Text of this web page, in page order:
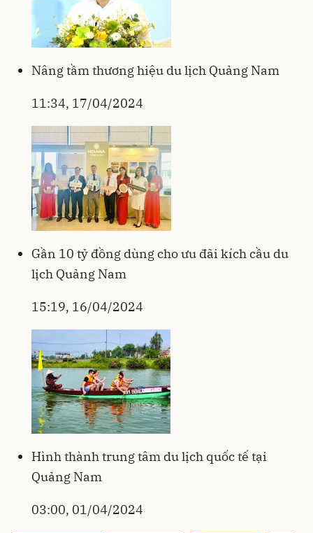
Nâng tầm thương hiệu du lịch Quảng Nam
11:34, 17/04/2024
Gần 10 tỷ đồng dùng cho ưu đãi kích cầu du
lịch Quảng Nam
15:19, 16/04/2024
Hình thành trung tâm du lịch quốc tế tại
Quảng Nam
03:00, 01/04/2024